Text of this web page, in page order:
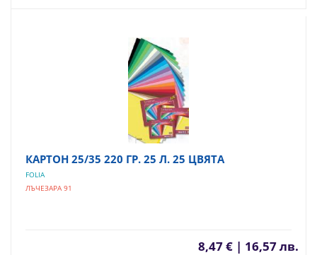
КАРТОН 25/35 220 ГР. 25 Л. 25 ЦВЯТА
FOLIA
ЛЪЧЕЗАРА 91
8,47 € | 16,57 лв.